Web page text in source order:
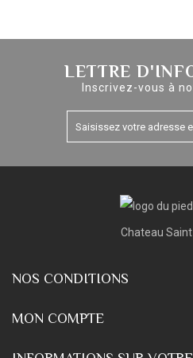
LETTRE
Inscrivez-vous à
Chateau
NOS CONDITIONS
MON COMPTE